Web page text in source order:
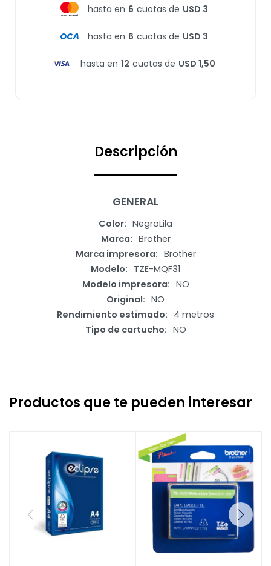
hasta en 6 cuotas de USD 3
hasta en 6 cuotas de USD 3
hasta en 12 cuotas de USD 1,50
Descripción
GENERAL
Color
NegroLila
Marca
Brother
Marca impresora
Brother
Modelo
TZE-MQF31
Modelo impresora
NO
Original
NO
Rendimiento estimado
4 metros
Tipo de cartucho
NO
Productos que te pueden interesar